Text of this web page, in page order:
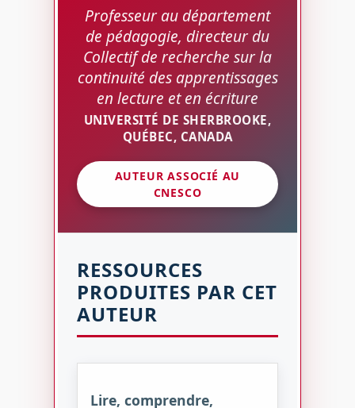
Professeur au département
de pédagogie, directeur du
Collectif de recherche sur la
continuité des apprentissages
en lecture et en écriture
UNIVERSITÉ DE SHERBROOKE,
QUÉBEC, CANADA
AUTEUR ASSOCIÉ AU
CNESCO
RESSOURCES
PRODUITES PAR CET
AUTEUR
Lire, comprendre,